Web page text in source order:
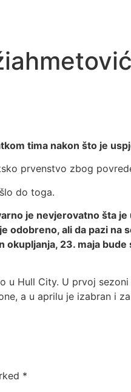
tima nakon što je
prvenstvo zbog
do toga.
je nevjerovatno šta
odobreno, ali da pazi
23. maja
u Hull City. U prvoj
a u aprilu je izabran i
*